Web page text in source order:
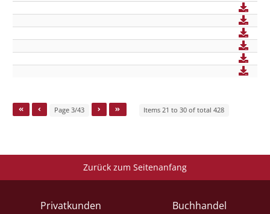
Page 3/43 Items 21 to 30 of total 428
Zurück zum Seitenanfang
Privatkunden Buchhandel